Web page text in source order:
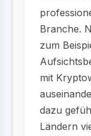
Branche.
zum
mit
dazu
Ländern